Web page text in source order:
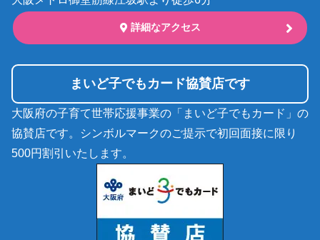
詳細なアクセス
まいど子でもカード協賛店です
大阪府の子育て世帯応援事業の「まいど子でもカード」の
協賛店です。シンボルマークのご提示で初回面接に限り
500円割引いたします。